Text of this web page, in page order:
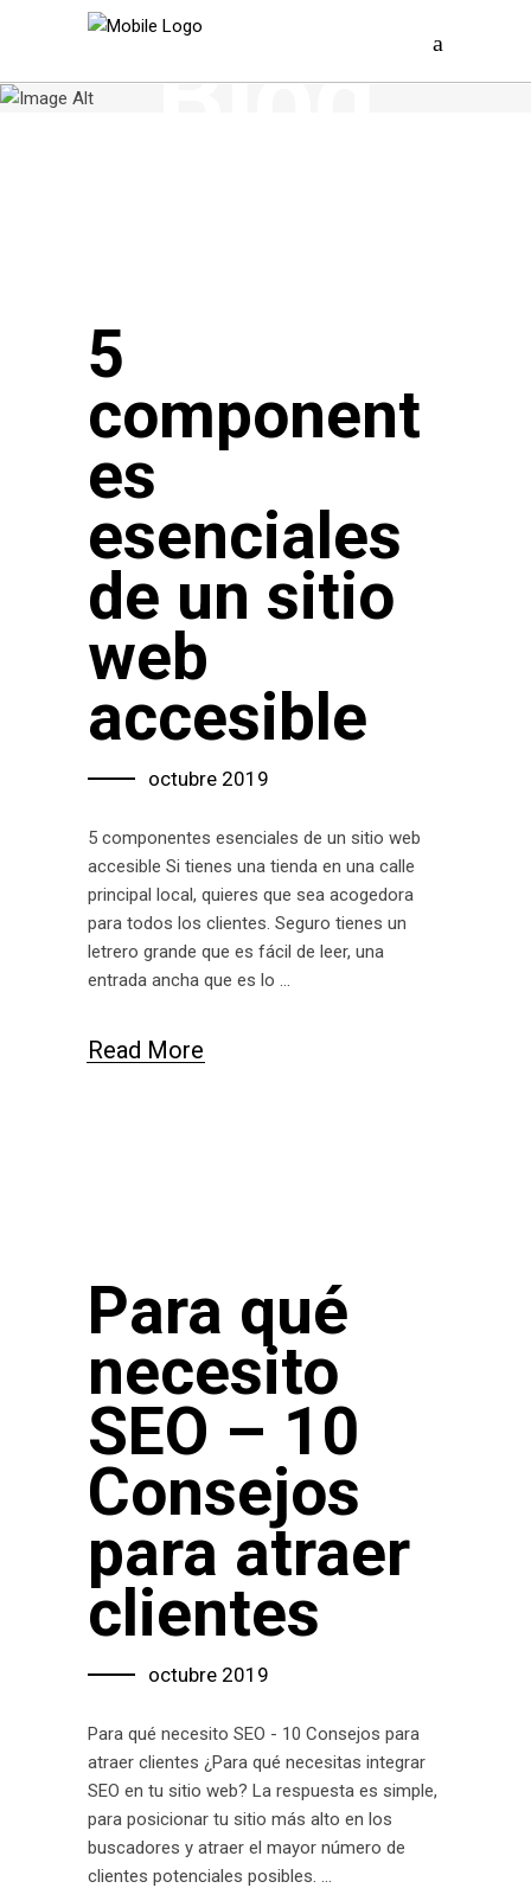
Blog
5
component
es
esenciales
de un sitio
web
accesible
octubre 2019
5 componentes esenciales de un sitio web
accesible Si tienes una tienda en una calle
principal local, quieres que sea acogedora
para todos los clientes. Seguro tienes un
letrero grande que es fácil de leer, una
entrada ancha que es lo
Read More
Para qué
necesito
SEO – 10
Consejos
para atraer
clientes
octubre 2019
Para qué necesito SEO - 10 Consejos para
atraer clientes ¿Para qué necesitas integrar
SEO en tu sitio web? La respuesta es simple,
para posicionar tu sitio más alto en los
buscadores y atraer el mayor número de
clientes potenciales posibles.